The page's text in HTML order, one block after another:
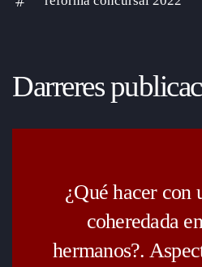
Darreres
¿Qué hacer con
coheredada
hermanos?.